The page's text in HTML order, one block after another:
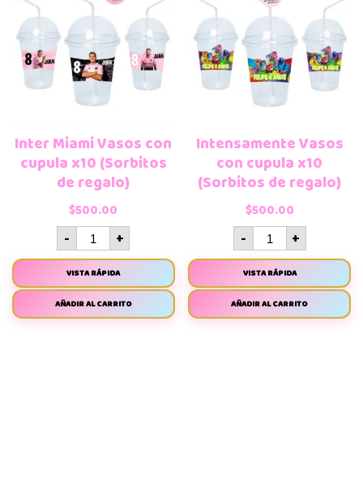
Inter Miami Vasos con
cupula x10 (Sorbitos
de regalo)
$500.00
- +
VISTA RÁPIDA
AÑADIR AL CARRITO
Intensamente Vasos
con cupula x10
(Sorbitos de regalo)
$500.00
- +
VISTA RÁPIDA
AÑADIR AL CARRITO